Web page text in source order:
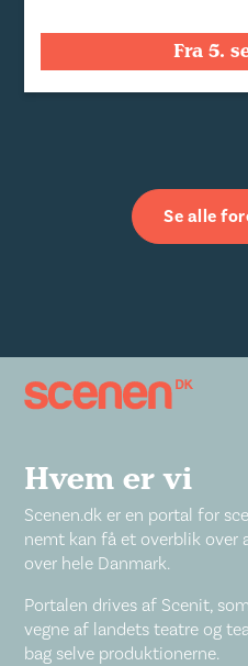
Fra 5.
Se alle
Hvem er vi
Scenen.dk er en portal for
nemt kan få et overblik over
over hele Danmark.
Portalen drives af Scenit,
vegne af landets teatre og
bag selve produktionerne.